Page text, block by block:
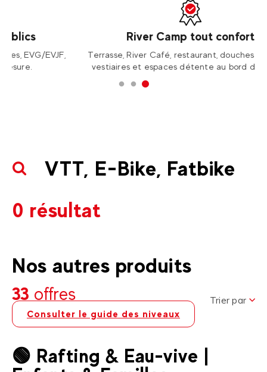
River Camp tout confort
Terrasse, River Café, restaurant, douches chaudes,
vestiaires et espaces détente au bord de l’Isère.
VTT, E-Bike, Fatbike
0 résultat
Nos autres produits
33 offres
Consulter le guide des niveaux
Trier par
🟢 Rafting & Eau-vive |